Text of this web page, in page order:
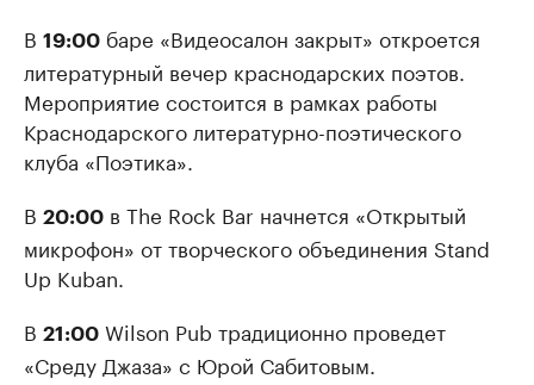
В 19:00 баре «Видеосалон закрыт» откроется
литературный вечер краснодарских поэтов.
Мероприятие состоится в рамках работы
Краснодарского литературно-поэтического
клуба «Поэтика».
В 20:00 в The Rock Bar начнется «Открытый
микрофон» от творческого объединения Stand
Up Kuban.
В 21:00 Wilson Pub традиционно проведет
«Среду Джаза» с Юрой Сабитовым.